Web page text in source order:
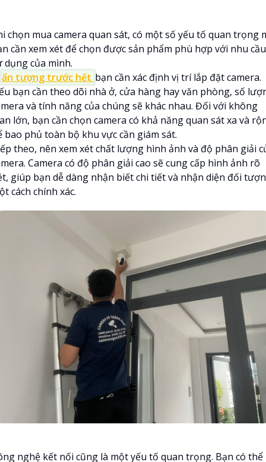
chọn mua camera quan sát, có một số yếu tố quan trọng
cần xem xét để chọn được sản phẩm phù hợp với nhu cầu
dụng của mình.
ấn tượng trước hết bạn cần xác định vị trí lắp đặt camera.
bạn cần theo dõi nhà ở, cửa hàng hay văn phòng, số
và tính năng của chúng sẽ khác nhau. Đối với không
lớn, bạn cần chọn camera có khả năng quan sát xa và
bao phủ toàn bộ khu vực cần giám sát.
theo, nên xem xét chất lượng hình ảnh và độ phân giải
Camera có độ phân giải cao sẽ cung cấp hình ảnh rõ
giúp bạn dễ dàng nhận biết chi tiết và nhận diện đối
cách chính xác.
nghệ kết nối cũng là một yếu tố quan trọng. Bạn có thể